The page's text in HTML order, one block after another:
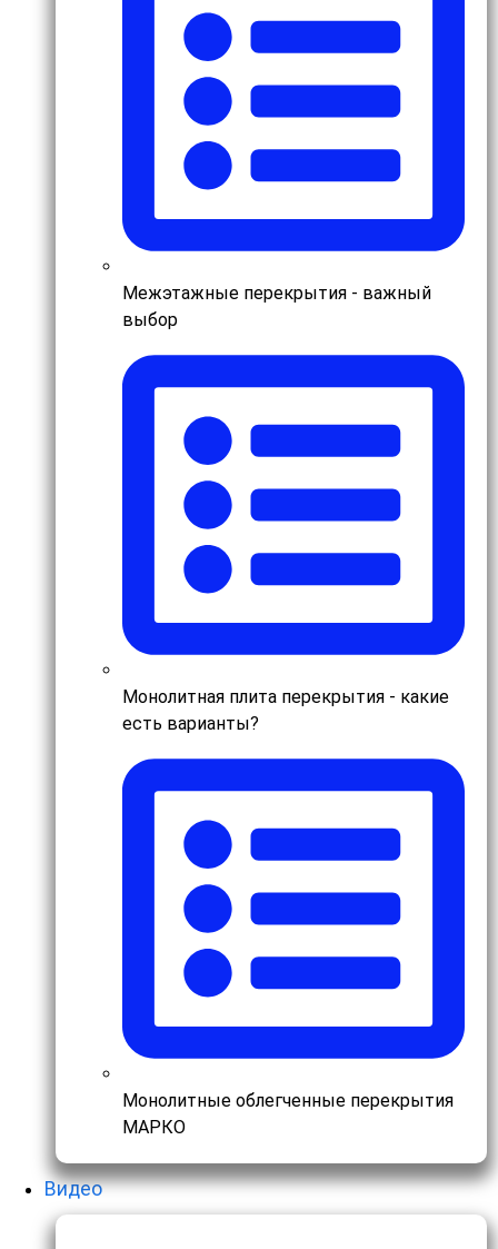
Межэтажные перекрытия - важный
выбор
Монолитная плита перекрытия - какие
есть варианты?
Монолитные облегченные перекрытия
МАРКО
Видео